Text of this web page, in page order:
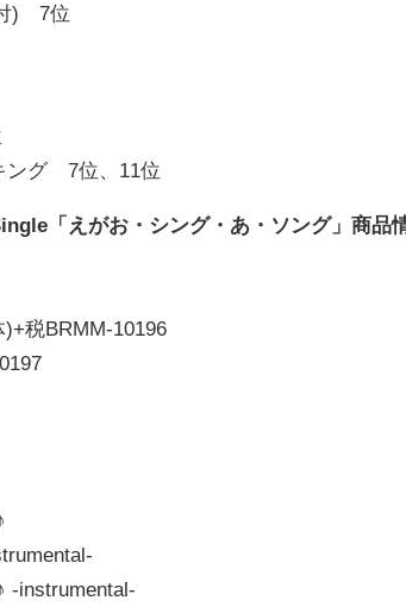
) 7位
ング 7位、11位
「えがお・シング・あ・ソング」商品
税BRMM-10196
-instrumental-